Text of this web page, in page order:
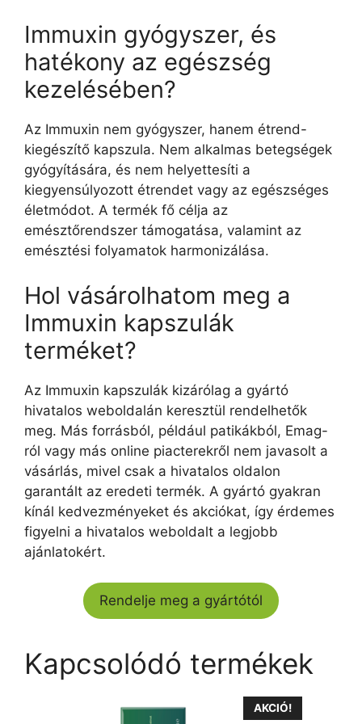
Immuxin gyógyszer, és
hatékony az egészség
kezelésében?
Az Immuxin nem gyógyszer, hanem étrend-
kiegészítő kapszula. Nem alkalmas betegségek
gyógyítására, és nem helyettesíti a
kiegyensúlyozott étrendet vagy az egészséges
életmódot. A termék fő célja az
emésztőrendszer támogatása, valamint az
emésztési folyamatok harmonizálása.
Hol vásárolhatom meg a
Immuxin kapszulák
terméket?
Az Immuxin kapszulák kizárólag a gyártó
hivatalos weboldalán keresztül rendelhetők
meg. Más forrásból, például patikákból, Emag-
ról vagy más online piacterekről nem javasolt a
vásárlás, mivel csak a hivatalos oldalon
garantált az eredeti termék. A gyártó gyakran
kínál kedvezményeket és akciókat, így érdemes
figyelni a hivatalos weboldalt a legjobb
ajánlatokért.
Rendelje meg a gyártótól
Kapcsolódó termékek
AKCIÓ!